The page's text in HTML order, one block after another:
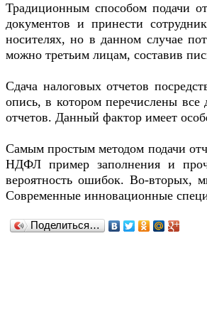
Традиционным способом подачи
документов и принести
носителях, но в данном случае
можно третьим лицам, составив
Сдача налоговых отчетов
опись, в котором перечислены
отчетов. Данный фактор имеет
Самым простым методом подачи
НДФЛ пример заполнения и
вероятность ошибок. Во-вторых,
Современные инновационные
Поделиться…